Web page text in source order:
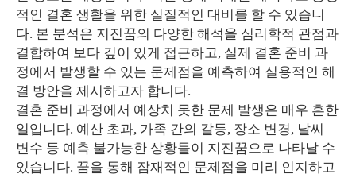
적인 결혼 생활을 위한 실질적인 대비를 할 수 있습니
다. 본 분석은 지진꿈의 다양한 해석을 심리학적 관점과
결합하여 보다 깊이 있게 접근하고, 실제 결혼 준비 과
정에서 발생할 수 있는 문제점을 예측하여 실용적인 해
결 방안을 제시하고자 합니다.
결혼 준비 과정에서 예상치 못한 문제 발생은 매우 흔한
일입니다. 예산 초과, 가족 간의 갈등, 장소 변경, 날씨
변수 등 예측 불가능한 상황들이 지진꿈으로 나타날 수
있습니다. 꿈을 통해 잠재적인 문제점을 미리 인지하고